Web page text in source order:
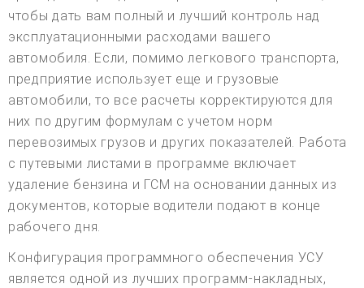
чтобы дать вам полный и лучший контроль над
эксплуатационными расходами вашего
автомобиля. Если, помимо легкового транспорта,
предприятие использует еще и грузовые
автомобили, то все расчеты корректируются для
них по другим формулам с учетом норм
перевозимых грузов и других показателей. Работа
с путевыми листами в программе включает
удаление бензина и ГСМ на основании данных из
документов, которые водители подают в конце
рабочего дня.
Конфигурация программного обеспечения УСУ
является одной из лучших программ-накладных,